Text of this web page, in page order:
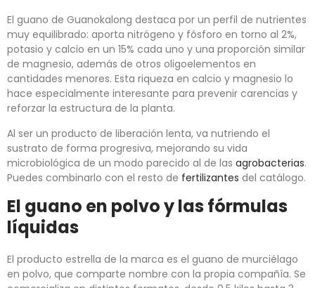
El guano de Guanokalong destaca por un perfil de nutrientes
muy equilibrado: aporta nitrógeno y fósforo en torno al 2%,
potasio y calcio en un 15% cada uno y una proporción similar
de magnesio, además de otros oligoelementos en
cantidades menores. Esta riqueza en calcio y magnesio lo
hace especialmente interesante para prevenir carencias y
reforzar la estructura de la planta.
Al ser un producto de liberación lenta, va nutriendo el
sustrato de forma progresiva, mejorando su vida
microbiológica de un modo parecido al de las agrobacterias.
Puedes combinarlo con el resto de fertilizantes del catálogo.
El guano en polvo y las fórmulas
líquidas
El producto estrella de la marca es el guano de murciélago
en polvo, que comparte nombre con la propia compañía. Se